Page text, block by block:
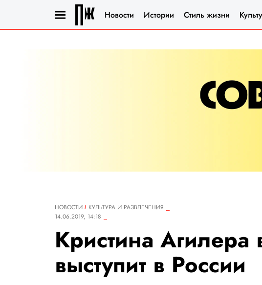
Новости Истории Стиль жизни
НОВОСТИ
КУЛЬТУРА И РАЗВЛЕЧЕНИЯ
14.06.2019, 14:18
Кристина Агилера
выступит в России